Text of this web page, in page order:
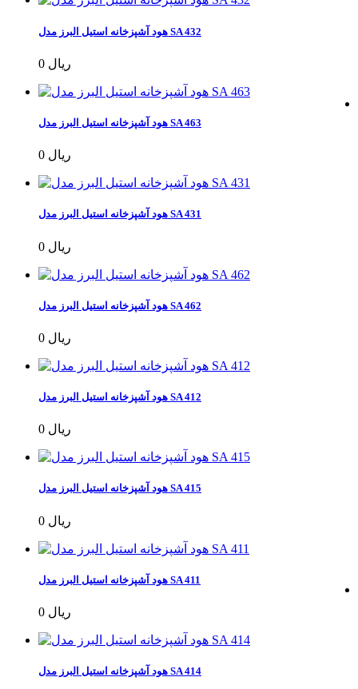
هود آشپزخانه استیل البرز مدل SA 432
0 ریال
هود آشپزخانه استیل البرز مدل SA 463
0 ریال
هود آشپزخانه استیل البرز مدل SA 431
0 ریال
هود آشپزخانه استیل البرز مدل SA 462
0 ریال
هود آشپزخانه استیل البرز مدل SA 412
0 ریال
هود آشپزخانه استیل البرز مدل SA 415
0 ریال
هود آشپزخانه استیل البرز مدل SA 411
0 ریال
هود آشپزخانه استیل البرز مدل SA 414